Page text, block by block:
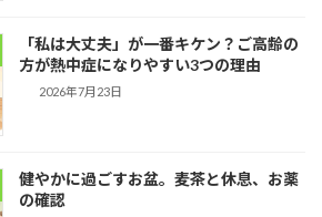
「私は大丈夫」が一番キケン？ご高齢の
方が熱中症になりやすい3つの理由
2026年7月23日
健やかに過ごすお盆。麦茶と休息、お薬
の確認